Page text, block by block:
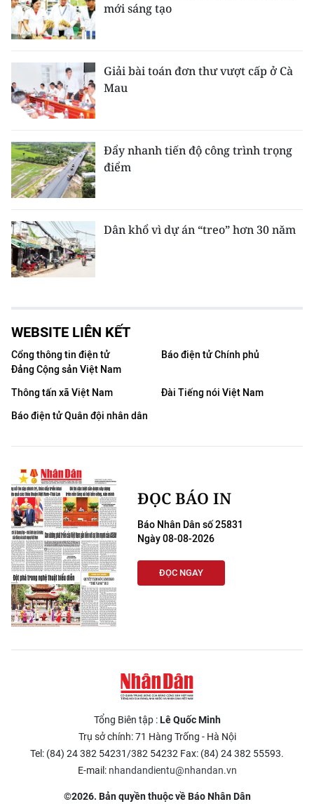
mới sáng tạo
Giải bài toán đơn thư vượt cấp ở Cà
Mau
Đẩy nhanh tiến độ công trình trọng
điểm
Dân khổ vì dự án “treo” hơn 30 năm
WEBSITE LIÊN KẾT
Cổng thông tin điện tử
Đảng Cộng sản Việt Nam
Báo điện tử Chính phủ
Thông tấn xã Việt Nam
Đài Tiếng nói Việt Nam
Báo điện tử Quân đội nhân dân
ĐỌC BÁO IN
Báo Nhân Dân số 25831
Ngày 08-08-2026
ĐỌC NGAY
Tổng Biên tập :Lê Quốc Minh
Trụ sở chính: 71 Hàng Trống - Hà Nội
Tel: (84) 24 382 54231/382 54232 Fax: (84) 24 382 55593.
E-mail: nhandandientu@nhandan.vn
©2026. Bản quyền thuộc về Báo Nhân Dân